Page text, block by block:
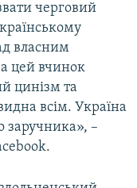
черговий
власним
цей вчинок
цинізм та
всім. Україна
заручника», –